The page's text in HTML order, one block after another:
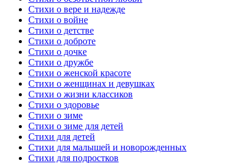
Стихи о вере и надежде
Стихи о войне
Стихи о детстве
Стихи о доброте
Стихи о дочке
Стихи о дружбе
Стихи о женской красоте
Стихи о женщинах и девушках
Стихи о жизни классиков
Стихи о здоровье
Стихи о зиме
Стихи о зиме для детей
Стихи для детей
Стихи для малышей и новорожденных
Стихи для подростков